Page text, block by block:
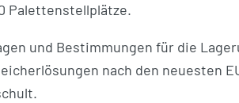
Palettenstellplätze.
und Bestimmungen für die
nach den neuesten